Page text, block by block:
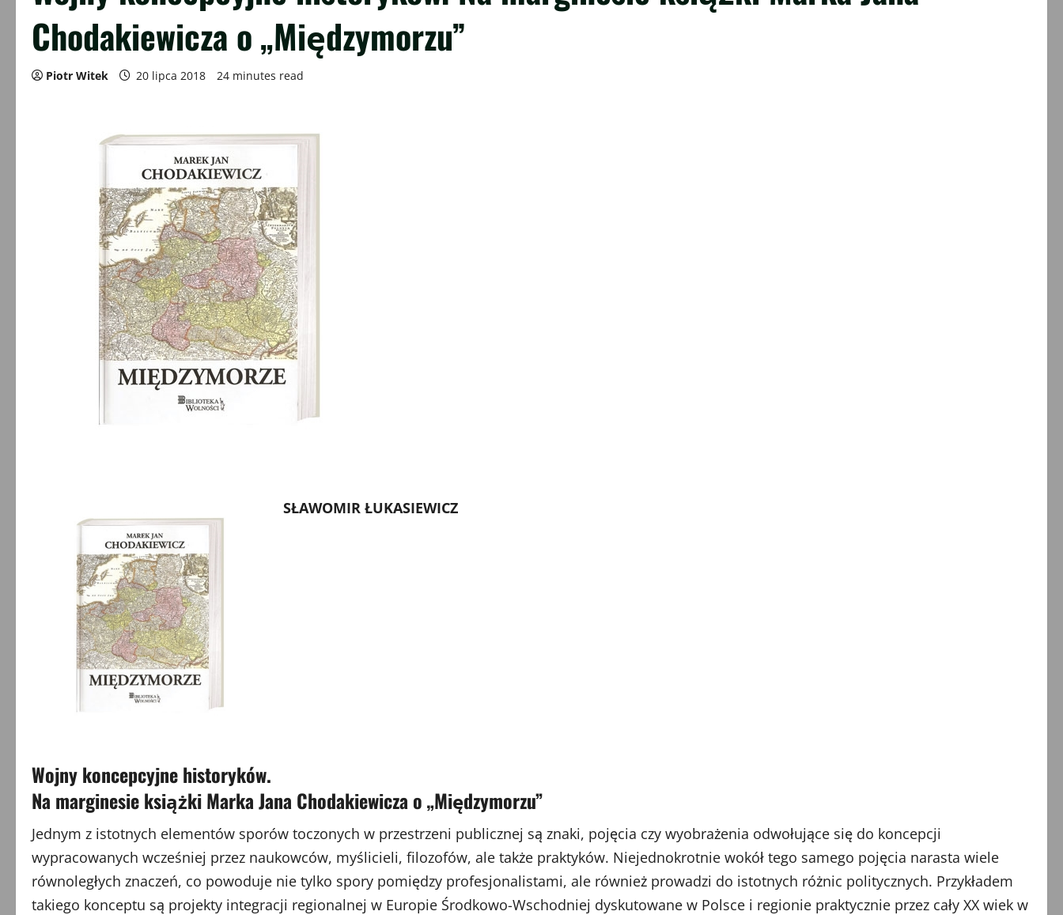
Chodakiewicza o „Międzymorzu”
Piotr Witek 20 lipca 2018 24 minutes read
SŁAWOMIR ŁUKASIEWICZ
Wojny koncepcyjne historyków.
Na marginesie książki Marka Jana Chodakiewicza o „Międzymorzu”
Jednym z istotnych elementów sporów toczonych w przestrzeni publicznej są znaki, pojęcia czy wyobrażenia odwołujące się do koncepcji
wypracowanych wcześniej przez naukowców, myślicieli, filozofów, ale także praktyków. Niejednokrotnie wokół tego samego pojęcia narasta wiele
równoległych znaczeń, co powoduje nie tylko spory pomiędzy profesjonalistami, ale również prowadzi do istotnych różnic politycznych. Przykładem
takiego konceptu są projekty integracji regionalnej w Europie Środkowo-Wschodniej dyskutowane w Polsce i regionie praktycznie przez cały XX wiek w